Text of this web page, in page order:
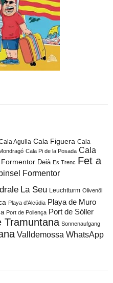
Agulla Cala Figuera Cala
Cala Pi de la Posada Cala
Deià Es Trenc Fet a
Formentor
La Seu Leuchtturm Olivenöl
Playa d'Alcúdia Playa de Muro
Port de Pollença Port de Sóller
Tramuntana Sonnenaufgang
Valldemossa WhatsApp